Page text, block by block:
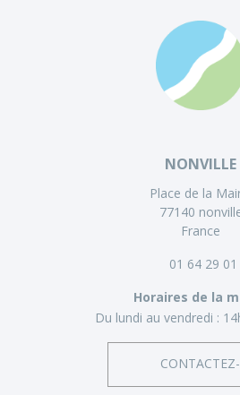
NONVILLE
Place de la
77140
France
01 64 29
Horaires de la
Du lundi au vendredi :